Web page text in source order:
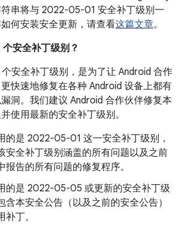
串将与 2022-05-01 安全补丁级别一
何安装安全更新，请查看这篇文章。
安全补丁级别？
安全补丁级别，是为了让 Android 合作
快速地修复在各种 Android 设备上都有
洞。我们建议 Android 合作伙伴修复本
使用最新的安全补丁级别。
的是 2022-05-01 这一安全补丁级别，
安全补丁级别涵盖的所有问题以及之前
报告的所有问题的修复程序。
的是 2022-05-05 或更新的安全补丁级
含本安全公告（以及之前的安全公告）
丁。